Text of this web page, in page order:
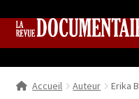
Aller
navigation
Aller
Qui sommes nous ?
Accueil Auteur Erika